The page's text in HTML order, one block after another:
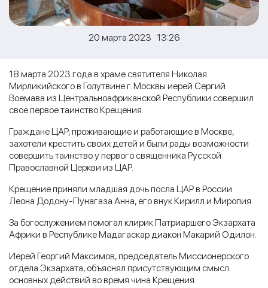
20 марта 2023 13:26
18 марта 2023 года в храме святителя Николая
Мирликийского в Голутвине г. Москвы иерей Сергий
Воемава из Центральноафриканской Республики совершил
свое первое таинство Крещения.
Граждане ЦАР, проживающие и работающие в Москве,
захотели крестить своих детей и были рады возможности
совершить таинство у первого священника Русской
Православной Церкви из ЦАР.
Крещение приняли младшая дочь посла ЦАР в России
Леона Додону-Пунагаза Анна, его внук Кирилл и Миропия.
За богослужением помогал клирик Патриаршего Экзархата
Африки в Республике Мадагаскар диакон Макарий Одилон.
Иерей Георгий Максимов, председатель Миссионерского
отдела Экзархата, объяснял присутствующим смысл
основных действий во время чина Крещения.